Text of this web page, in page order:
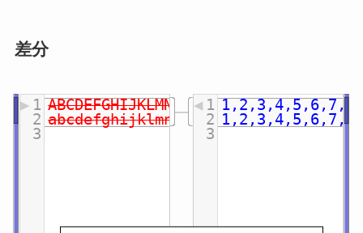
差分
1
▶
ABCDEFGHIJKLMNOPQRSTUVWXYZ
2 abcdefghijklmnopqrstuvwxyz
3
1
◀
2
3